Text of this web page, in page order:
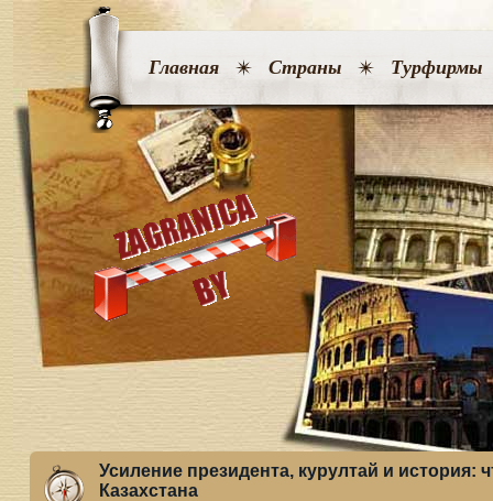
Главная Страны Турфирмы
Усиление президента, курултай и история:
Казахстана